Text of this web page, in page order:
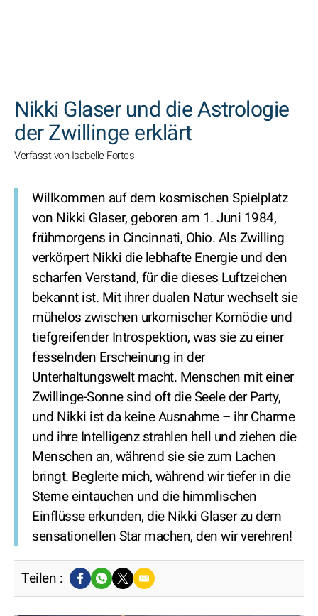
Nikki Glaser und die Astrologie
der Zwillinge erklärt
Verfasst von Isabelle Fortes
Willkommen auf dem kosmischen Spielplatz
von Nikki Glaser, geboren am 1. Juni 1984,
frühmorgens in Cincinnati, Ohio. Als Zwilling
verkörpert Nikki die lebhafte Energie und den
scharfen Verstand, für die dieses Luftzeichen
bekannt ist. Mit ihrer dualen Natur wechselt sie
mühelos zwischen urkomischer Komödie und
tiefgreifender Introspektion, was sie zu einer
fesselnden Erscheinung in der
Unterhaltungswelt macht. Menschen mit einer
Zwillinge-Sonne sind oft die Seele der Party,
und Nikki ist da keine Ausnahme – ihr Charme
und ihre Intelligenz strahlen hell und ziehen die
Menschen an, während sie sie zum Lachen
bringt. Begleite mich, während wir tiefer in die
Sterne eintauchen und die himmlischen
Einflüsse erkunden, die Nikki Glaser zu dem
sensationellen Star machen, den wir verehren!
Teilen :